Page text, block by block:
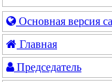
Основная версия
Главная
Председатель